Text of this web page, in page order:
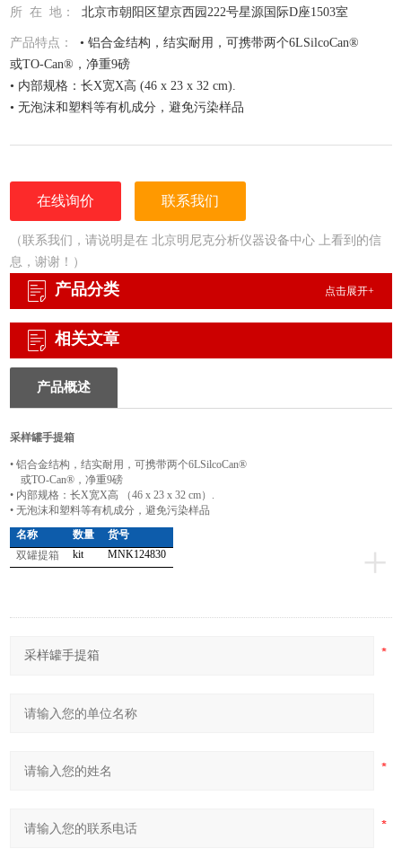
所 在 地：北京市朝阳区望京西园222号星源国际D座1503室
产品特点：• 铝合金结构，结实耐用，可携带两个6LSilcoCan®
或TO-Can®，净重9磅
• 内部规格：长X宽X高 (46 x 23 x 32 cm).
• 无泡沫和塑料等有机成分，避免污染样品
在线询价 联系我们
（联系我们，请说明是在 北京明尼克分析仪器设备中心 上看到的信
息，谢谢！）
产品分类 点击展开+
相关文章
产品概述
采样罐手提箱
•铝合金结构，结实耐用，可携带两个6LSilcoCan®
或TO-Can® ，净重9磅
• 内部规格：长X宽X高 （46 x 23 x 32 cm）.
•无泡沫和塑料等有机成分，避免污染样品
+
名称 数量
货号
双罐提箱
kit MNK124830